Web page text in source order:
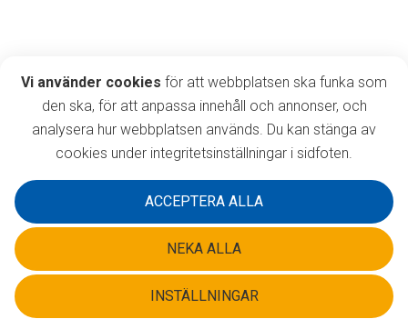
Östermalmsgatan 63A,
903 35 Umeå
©2026 Norrtåg AB - Alla rättigheter reserverade.
Vi använder cookies
Vi använder cookies för att webbplatsen ska funka som
den ska, för att anpassa innehåll och annonser, och
analysera hur webbplatsen används. Du kan stänga av
cookies under integritetsinställningar i sidfoten.
ACCEPTERA ALLA
NEKA ALLA
INSTÄLLNINGAR